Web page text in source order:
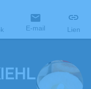
E-mail Lien